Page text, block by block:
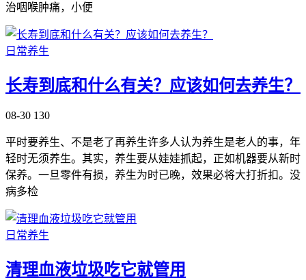
治咽喉肿痛，小便
日常养生
长寿到底和什么有关？应该如何去养生？
08-30 130
平时要养生、不是老了再养生许多人认为养生是老人的事，年
轻时无须养生。其实，养生要从娃娃抓起，正如机器要从新时
保养。一旦零件有损，养生为时已晚，效果必将大打折扣。没
病多检
日常养生
清理血液垃圾吃它就管用